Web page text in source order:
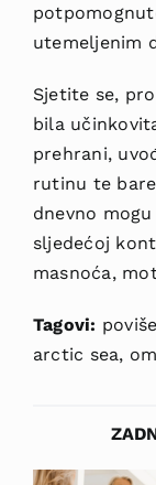
utemeljenim
Sjetite se,
bila
prehrani,
rutinu te
dnevno
sljedećoj
masnoća,
Tagovi:
arctic sea,